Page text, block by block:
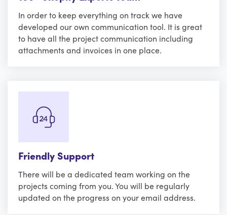
In order to keep everything on track we have
developed our own communication tool. It is great
to have all the project communication including
attachments and invoices in one place.
Friendly Support
There will be a dedicated team working on the
projects coming from you. You will be regularly
updated on the progress on your email address.